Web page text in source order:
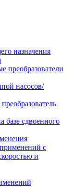
назначения
преобразователи
насосов/
базе сдвоенного
с
и